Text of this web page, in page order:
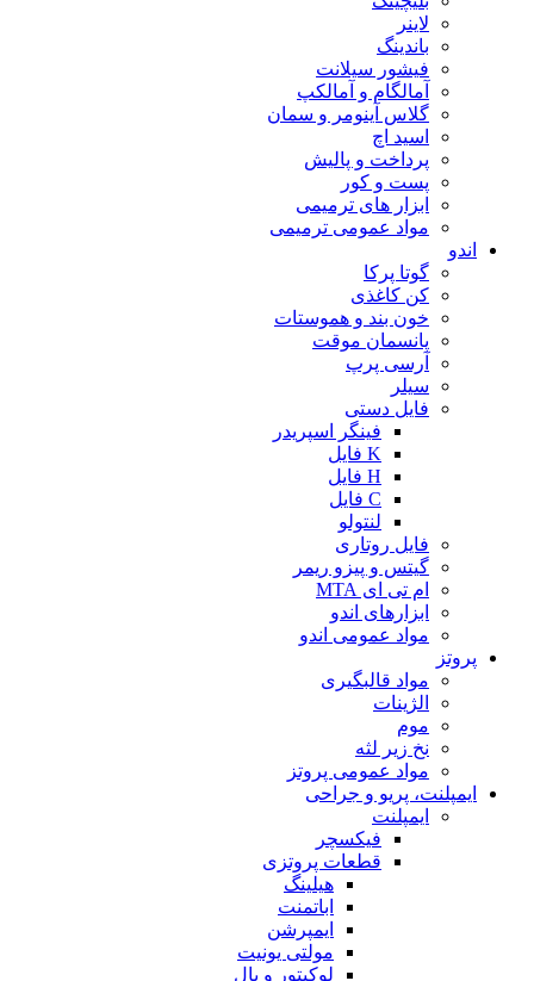
لاینر
باندینگ
فیشور سیلانت
آمالگام و آمالکپ
گلاس آینومر و سمان
اسید اچ
پرداخت و پالیش
پست و کور
ابزار های ترمیمی
مواد عمومی ترمیمی
اندو
گوتا پرکا
کن کاغذی
خون بند و هموستات
پانسمان موقت
آرسی پرپ
سیلر
فایل دستی
فینگر اسپریدر
K فایل
H فایل
C فایل
لنتولو
فایل روتاری
گیتس و پیزو ریمر
ام تی ای MTA
ابزارهای اندو
مواد عمومی اندو
پروتز
مواد قالبگیری
الژینات
موم
نخ زیر لثه
مواد عمومی پروتز
ایمپلنت، پریو و جراحی
ایمپلنت
فیکسچر
قطعات پروتزی
هیلینگ
اباتمنت
ایمپرشن
مولتی یونیت
لوکیتور و بال